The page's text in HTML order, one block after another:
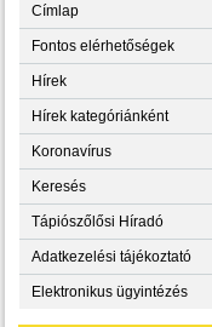
Címlap
Fontos elérhetőségek
Hírek
Hírek kategóriánként
Koronavírus
Keresés
Tápiószőlősi Híradó
Adatkezelési tájékoztató
Elektronikus ügyintézés